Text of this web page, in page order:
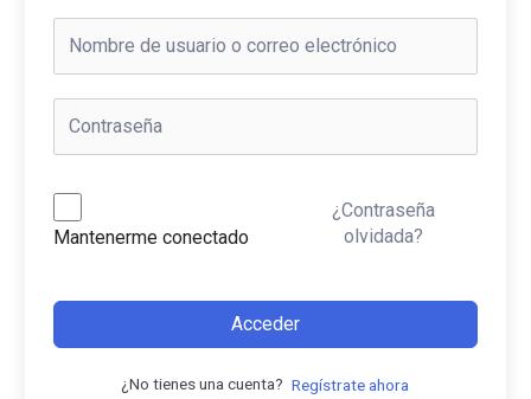
Mantenerme conectado
¿Contraseña
olvidada?
Acceder
¿No tienes una cuenta? Regístrate ahora